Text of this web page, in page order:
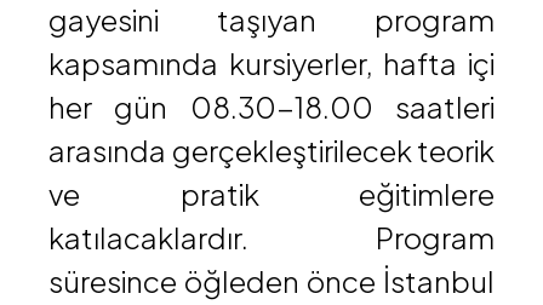
gayesini taşıyan program
kapsamında kursiyerler, hafta içi
her gün 08.30-18.00 saatleri
arasında gerçekleştirilecek teorik
ve pratik eğitimlere
katılacaklardır. Program
süresince öğleden önce İstanbul